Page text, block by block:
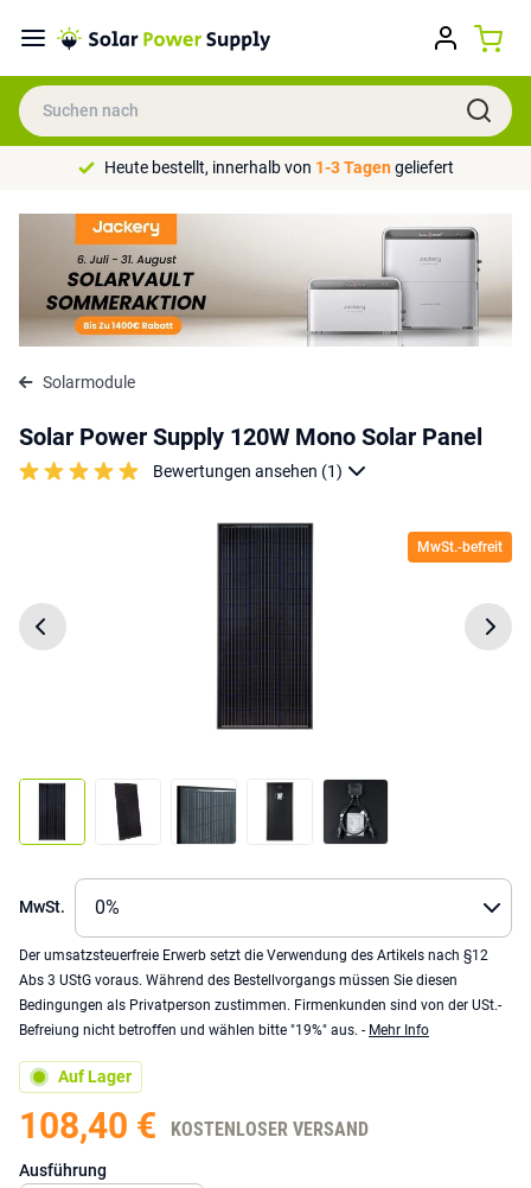
Heute bestellt, innerhalb von 1-3 Tagengeliefert
Solarmodule
Solar Power Supply 120W Mono Solar Panel
Bewertungen ansehen (1)
MwSt.-befreit
MwSt.
Der umsatzsteuerfreie Erwerb setzt die Verwendung des Artikels nach §12
Abs 3 UStG voraus. Während des Bestellvorgangs müssen Sie diesen
Bedingungen als Privatperson zustimmen. Firmenkunden sind von der USt.-
Befreiung nicht betroffen und wählen bitte "19%" aus. - Mehr Info
Auf Lager
108,40 € KOSTENLOSER VERSAND
Ausführung